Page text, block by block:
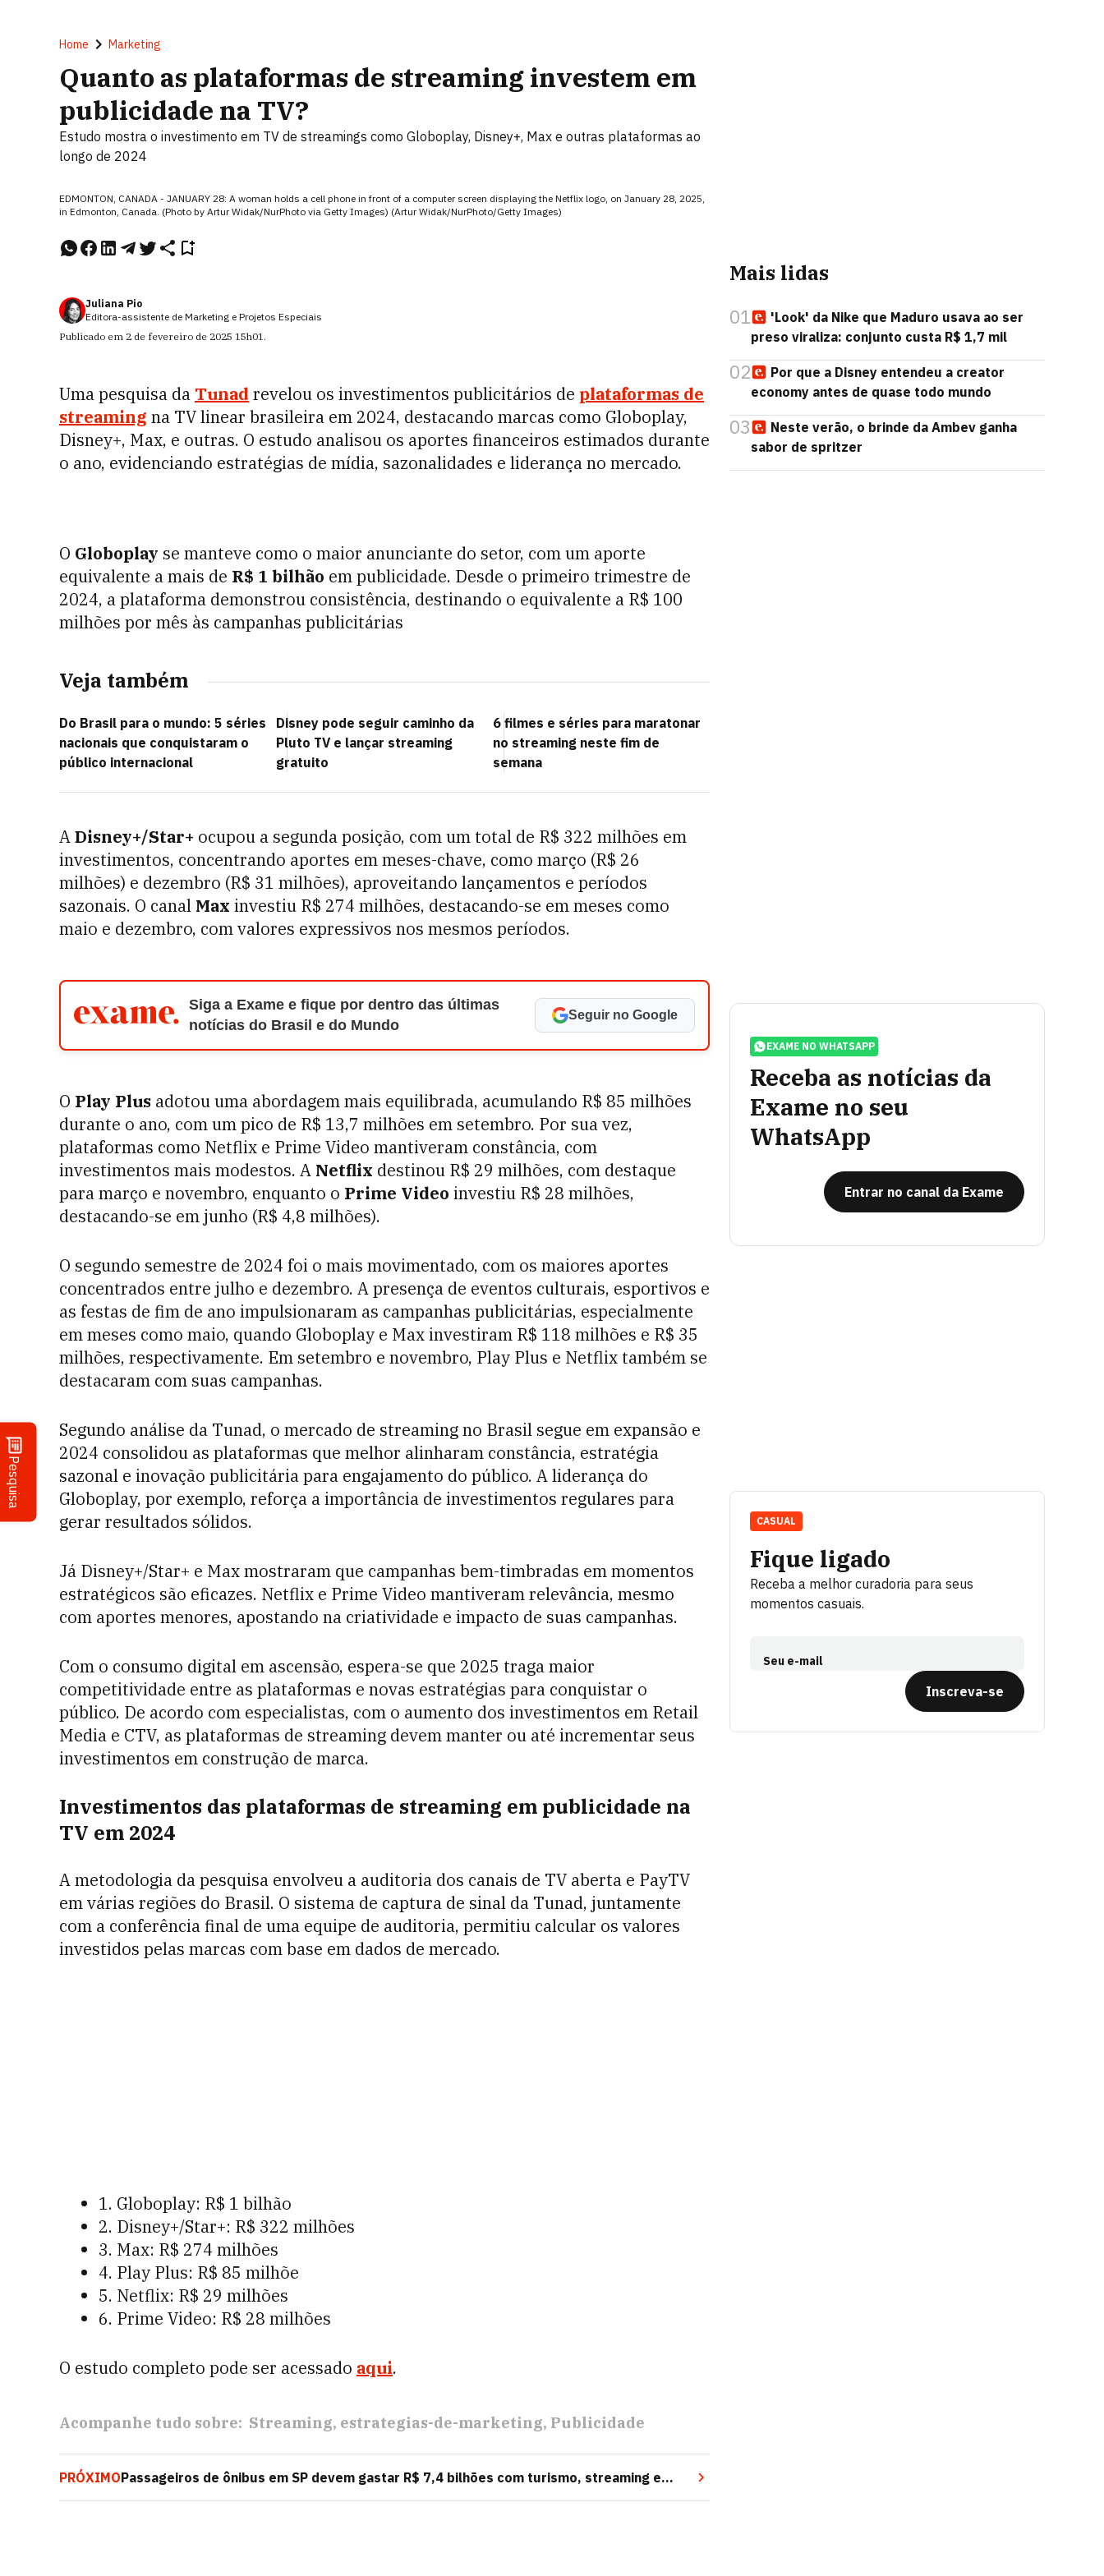
Pesquisa
Home Marketing
Quanto as plataformas de streaming investem em
publicidade na TV?
Estudo mostra o investimento em TV de streamings como Globoplay, Disney+, Max e outras plataformas ao
longo de 2024
EDMONTON, CANADA - JANUARY 28: A woman holds a cell phone in front of a computer screen displaying the Netflix logo, on January 28, 2025,
in Edmonton, Canada. (Photo by Artur Widak/NurPhoto via Getty Images) (Artur Widak/NurPhoto/Getty Images)
Juliana Pio
Editora-assistente de Marketing e Projetos Especiais
Publicado em 2 de fevereiro de 2025 15h01.
Uma pesquisa da Tunad revelou os investimentos publicitários de plataformas de
streaming na TV linear brasileira em 2024, destacando marcas como Globoplay,
Disney+, Max, e outras. O estudo analisou os aportes financeiros estimados durante
o ano, evidenciando estratégias de mídia, sazonalidades e liderança no mercado.
O Globoplay se manteve como o maior anunciante do setor, com um aporte
equivalente a mais de R$ 1 bilhão em publicidade. Desde o primeiro trimestre de
2024, a plataforma demonstrou consistência, destinando o equivalente a R$ 100
milhões por mês às campanhas publicitárias
Veja também
Do Brasil para o mundo: 5 séries
nacionais que conquistaram o
público internacional
Disney pode seguir caminho da
Pluto TV e lançar streaming
gratuito
6 filmes e séries para maratonar
no streaming neste fim de
semana
ADisney+/Star+ ocupou a segunda posição, com um total de R$ 322 milhões em
investimentos, concentrando aportes em meses-chave, como março (R$ 26
milhões) e dezembro (R$ 31 milhões), aproveitando lançamentos e períodos
sazonais. O canal Max investiu R$ 274 milhões, destacando-se em meses como
maio e dezembro, com valores expressivos nos mesmos períodos.
Siga a Exame e fique por dentro das últimas
notícias do Brasil e do Mundo
Seguir no Google
O Play Plus adotou uma abordagem mais equilibrada, acumulando R$ 85 milhões
durante o ano, com um pico de R$ 13,7 milhões em setembro. Por sua vez,
plataformas como Netflix e Prime Video mantiveram constância, com
investimentos mais modestos. A Netflix destinou R$ 29 milhões, com destaque
para março e novembro, enquanto o Prime Video investiu R$ 28 milhões,
destacando-se em junho (R$ 4,8 milhões).
O segundo semestre de 2024 foi o mais movimentado, com os maiores aportes
concentrados entre julho e dezembro. A presença de eventos culturais, esportivos e
as festas de fim de ano impulsionaram as campanhas publicitárias, especialmente
em meses como maio, quando Globoplay e Max investiram R$ 118 milhões e R$ 35
milhões, respectivamente. Em setembro e novembro, Play Plus e Netflix também se
destacaram com suas campanhas.
Segundo análise da Tunad, o mercado de streaming no Brasil segue em expansão e
2024 consolidou as plataformas que melhor alinharam constância, estratégia
sazonal e inovação publicitária para engajamento do público. A liderança do
Globoplay, por exemplo, reforça a importância de investimentos regulares para
gerar resultados sólidos.
Já Disney+/Star+ e Max mostraram que campanhas bem-timbradas em momentos
estratégicos são eficazes. Netflix e Prime Video mantiveram relevância, mesmo
com aportes menores, apostando na criatividade e impacto de suas campanhas.
Com o consumo digital em ascensão, espera-se que 2025 traga maior
competitividade entre as plataformas e novas estratégias para conquistar o
público. De acordo com especialistas, com o aumento dos investimentos em Retail
Media e CTV, as plataformas de streaming devem manter ou até incrementar seus
investimentos em construção de marca.
Investimentos das plataformas de streaming em publicidade na
TV em 2024
A metodologia da pesquisa envolveu a auditoria dos canais de TV aberta e PayTV
em várias regiões do Brasil. O sistema de captura de sinal da Tunad, juntamente
com a conferência final de uma equipe de auditoria, permitiu calcular os valores
investidos pelas marcas com base em dados de mercado.
1. Globoplay: R$ 1 bilhão
2. Disney+/Star+: R$ 322 milhões
3. Max: R$ 274 milhões
4. Play Plus: R$ 85 milhõe
5. Netflix: R$ 29 milhões
6. Prime Video: R$ 28 milhões
O estudo completo pode ser acessado aqui.
Acompanhe tudo sobre: Streaming estrategias-de-marketing Publicidade
PRÓXIMOPassageiros de ônibus em SP devem gastar R$ 7,4 bilhões com turismo, streaming e
compras online
Mais lidas
01
'Look' da Nike que Maduro usava ao ser
preso viraliza: conjunto custa R$ 1,7 mil
02
Por que a Disney entendeu a creator
economy antes de quase todo mundo
03
Neste verão, o brinde da Ambev ganha
sabor de spritzer
EXAME NO WHATSAPP
Receba as notícias da
Exame no seu
WhatsApp
Entrar no canal da Exame
Fique ligado
Receba a melhor curadoria para seus
momentos casuais.
Seu e-mail
Inscreva-se
CASUAL